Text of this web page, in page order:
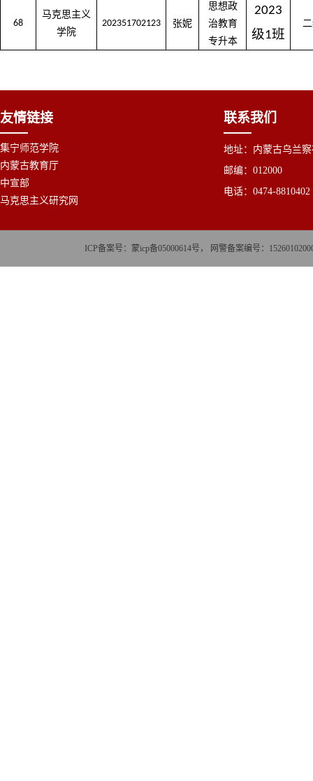
68
马克思主义
学院
202351702123 张妮
思想政
治教育
专升本
2023
级1班
友情链接 联系我们
集宁师范学院
内蒙古教育厅
中宣部
马克思主义研究网
地址：内蒙古乌兰
邮编：012000
电话：0474-8810402
ICP备案号：蒙icp备05000614号， 网警备案编号：